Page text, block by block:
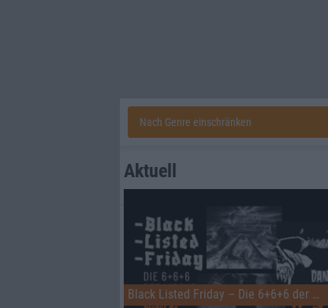
Aktuell
Black Listed Friday – Die 6+6+6 der Woche